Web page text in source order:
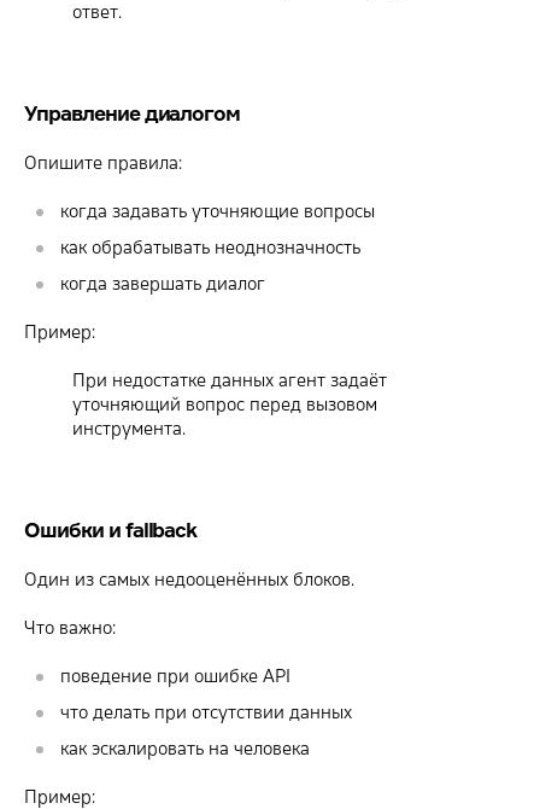
ответ.
Управление диалогом
Опишите правила:
когда задавать уточняющие вопросы
как обрабатывать неоднозначность
когда завершать диалог
Пример:
При недостатке данных агент задаёт
уточняющий вопрос перед вызовом
инструмента.
Ошибки и fallback
Один из самых недооценённых блоков.
Что важно:
поведение при ошибке API
что делать при отсутствии данных
как эскалировать на человека
Пример: